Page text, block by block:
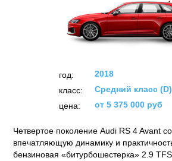
год:
2018
класс:
Средний класс (D)
цена:
от 5 375 000 руб
Четвертое поколение Audi RS 4 Avant
впечатляющую динамику и
бензиновая «битурбошестерка» 2.9